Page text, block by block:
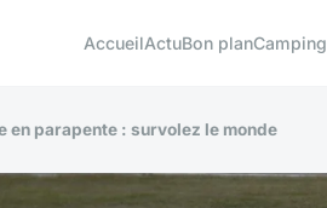
AccueilActuBon planCamping
en parapente : survolez le monde